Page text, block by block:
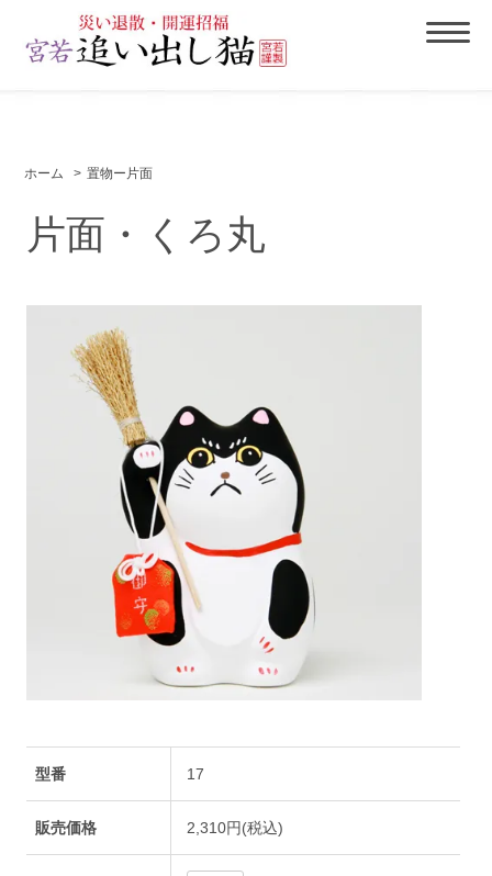
ホーム > 置物ー片面
片面・くろ丸
型番 17
販売価格 2,310円(税込)